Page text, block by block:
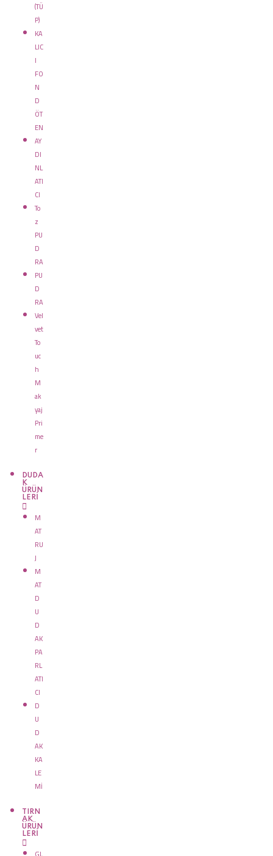
(TÜ
P)
KA
LIC
I
FO
N
D
ÖT
EN
AY
DI
NL
ATI
CI
To
z
PU
D
RA
PU
D
RA
Vel
vet
To
uc
h
M
ak
yaj
Pri
me
r
DUDA
K
ÜRÜN
LERİ
M
AT
RU
J
M
AT
D
U
D
AK
PA
RL
ATI
CI
D
U
D
AK
KA
LE
Mİ
TIRN
AK
ÜRÜN
LERİ